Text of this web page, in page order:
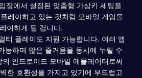
장에서 설정된 맞춤형 가상키 세팅을
레이하고 있는 것처럼 모바일 게임을
이하게 될 겁니다.
티 플레이도 지원 가능합니다. 여러 앱
능하며 많은 즐거움을 동시에 누릴 수
안드로이드 모바일 에뮬레이터로써
한 호환성을 가지고 있기에 부드럽고